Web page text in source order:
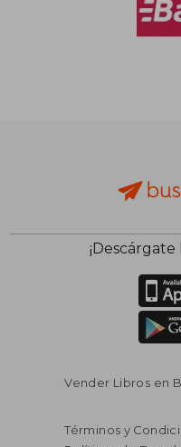
$
$
¡Descárgate
Vender Libros en
Términos y